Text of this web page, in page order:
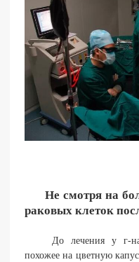
Не смотря на
раковых клеток
До лечения у г-на
похожее на цветную